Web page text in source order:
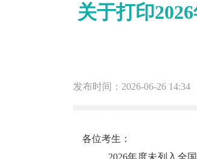
关于打印
发布时间：2026-06-26 14:34
各位考生：
2026年度未列入全